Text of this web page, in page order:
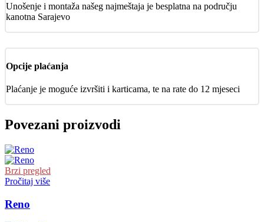
Unošenje i montaža našeg najmeštaja je besplatna na području
kanotna Sarajevo
Opcije plaćanja
Plaćanje je moguće izvršiti i karticama, te na rate do 12 mjeseci
Povezani proizvodi
Brzi pregled
Pročitaj više
Reno